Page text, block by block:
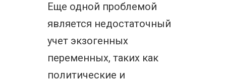
Еще одной проблемой
является недостаточный
учет экзогенных
переменных, таких как
политические и